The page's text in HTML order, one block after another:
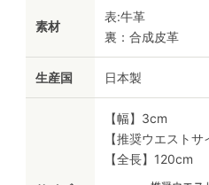
素材
表:牛革
裏：合成皮革
生産国 日本製
【幅】3cm
【推奨ウエスト
【全長】120cm